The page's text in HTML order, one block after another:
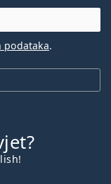
podataka.